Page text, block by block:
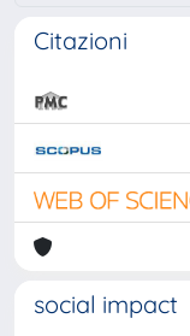
Citazioni
social impact